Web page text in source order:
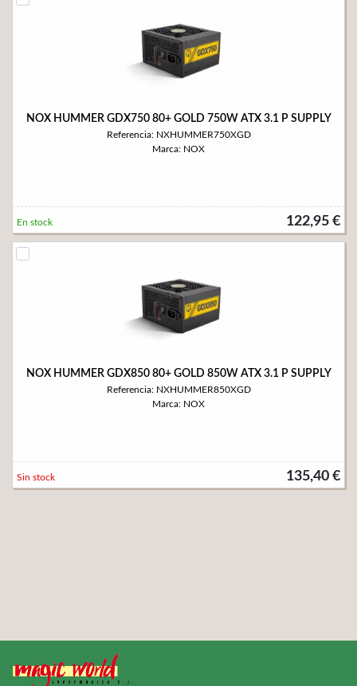
NOX HUMMER GDX750 80+ GOLD 750W ATX 3.1 P SUPPLY
Referencia: NXHUMMER750XGD
Marca: NOX
122,95 €
En stock
NOX HUMMER GDX850 80+ GOLD 850W ATX 3.1 P SUPPLY
Referencia: NXHUMMER850XGD
Marca: NOX
135,40 €
Sin stock